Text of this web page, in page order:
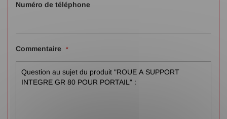
Numéro de téléphone
Commentaire